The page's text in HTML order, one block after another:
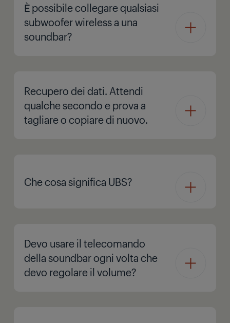
È possibile collegare qualsiasi
subwoofer wireless a una
soundbar?
Recupero dei dati. Attendi
qualche secondo e prova a
tagliare o copiare di nuovo.
Che cosa significa UBS?
Devo usare il telecomando
della soundbar ogni volta che
devo regolare il volume?